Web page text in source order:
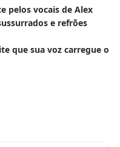
pelos vocais de Alex
e refrões
que sua voz carregue o